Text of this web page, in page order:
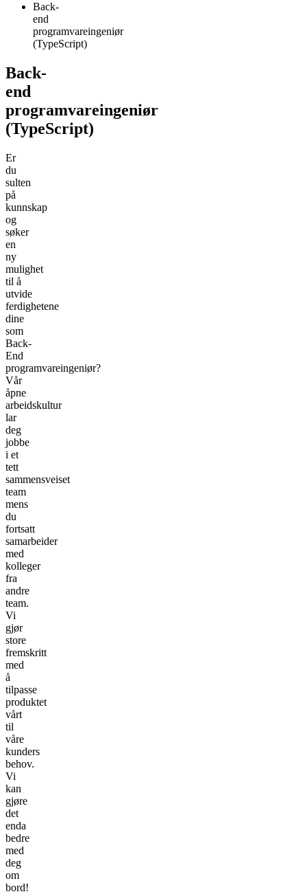
Back-
end
programvareingeniør
(TypeScript)
Back-
end
programvareingeniør
(TypeScript)
Er
du
sulten
på
kunnskap
og
søker
en
ny
mulighet
til å
utvide
ferdighetene
dine
som
Back-
End
programvareingeniør?
Vår
åpne
arbeidskultur
lar
deg
jobbe
i et
tett
sammensveiset
team
mens
du
fortsatt
samarbeider
med
kolleger
fra
andre
team.
Vi
gjør
store
fremskritt
med
å
tilpasse
produktet
vårt
til
våre
kunders
behov.
Vi
kan
gjøre
det
enda
bedre
med
deg
om
bord!